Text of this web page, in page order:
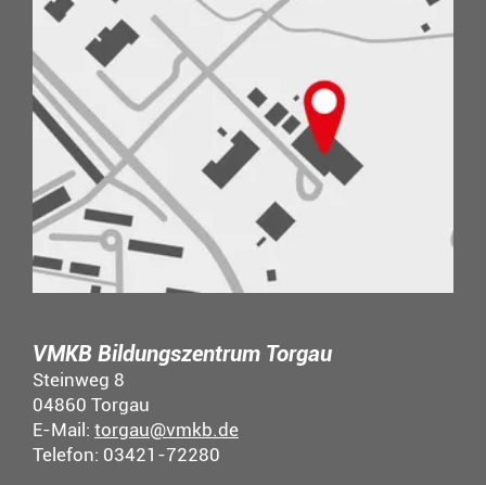
VMKB Bildungszentrum Torgau
Steinweg 8
04860 Torgau
E-Mail: torgau@vmkb.de
Telefon: 03421-72280